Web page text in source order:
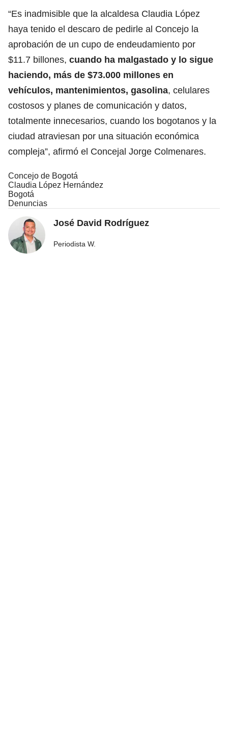
“Es inadmisible que la alcaldesa Claudia López
haya tenido el descaro de pedirle al Concejo la
aprobación de un cupo de endeudamiento por
$11.7 billones, cuando ha malgastado y lo sigue
haciendo, más de $73.000 millones en
vehículos, mantenimientos, gasolina, celulares
costosos y planes de comunicación y datos,
totalmente innecesarios, cuando los bogotanos y la
ciudad atraviesan por una situación económica
compleja”, afirmó el Concejal Jorge Colmenares.
Concejo de Bogotá
Claudia López Hernández
Bogotá
Denuncias
José David Rodríguez
Periodista W.